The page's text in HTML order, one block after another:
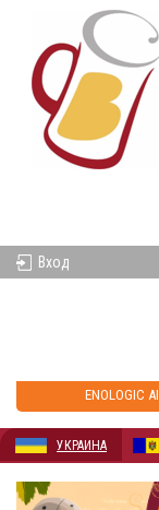
Вход
ENOLOGIC AI
УКРАИНА